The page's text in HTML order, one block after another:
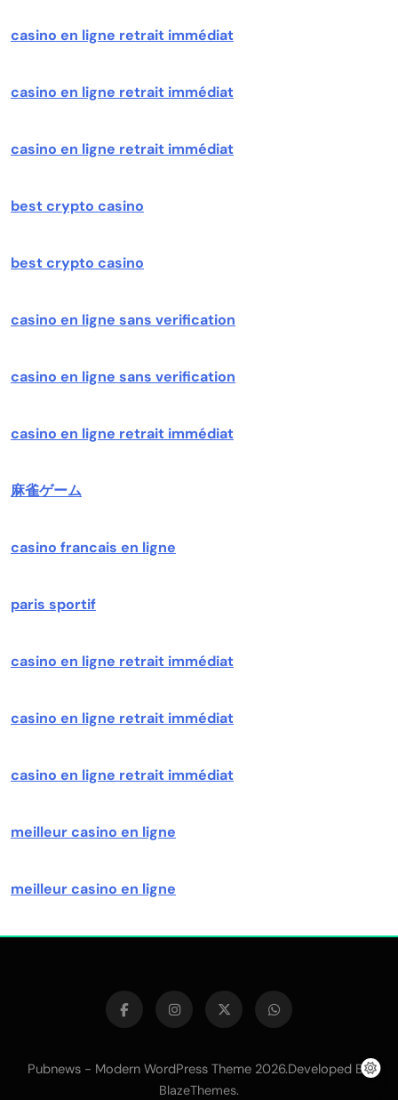
casino en ligne retrait immédiat
casino en ligne retrait immédiat
casino en ligne retrait immédiat
best crypto casino
best crypto casino
casino en ligne sans verification
casino en ligne sans verification
casino en ligne retrait immédiat
麻雀ゲーム
casino francais en ligne
paris sportif
casino en ligne retrait immédiat
casino en ligne retrait immédiat
casino en ligne retrait immédiat
meilleur casino en ligne
meilleur casino en ligne
Pubnews - Modern WordPress Theme 2026.Developed By
BlazeThemes.